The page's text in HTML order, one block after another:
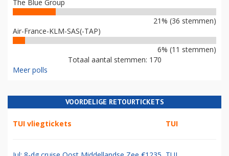
The Blue Group
21% (36 stemmen)
Air-France-KLM-SAS(-TAP)
6% (11 stemmen)
Totaal aantal stemmen: 170
Meer polls
VOORDELIGE RETOURTICKETS
TUI vliegtickets TUI